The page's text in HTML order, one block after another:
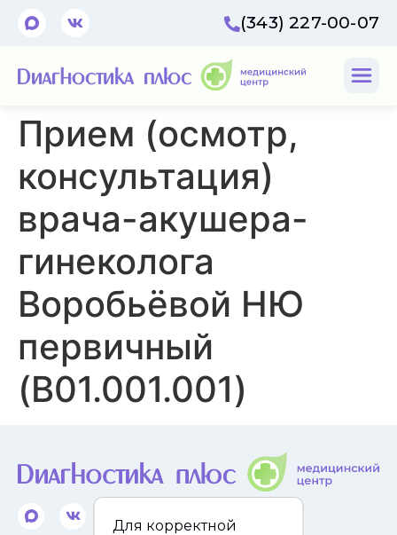
(343) 227-00-07
Прием (осмотр,
консультация)
врача-акушера-
гинеколога
Воробьёвой НЮ
первичный
(B01.001.001)
Для корректной